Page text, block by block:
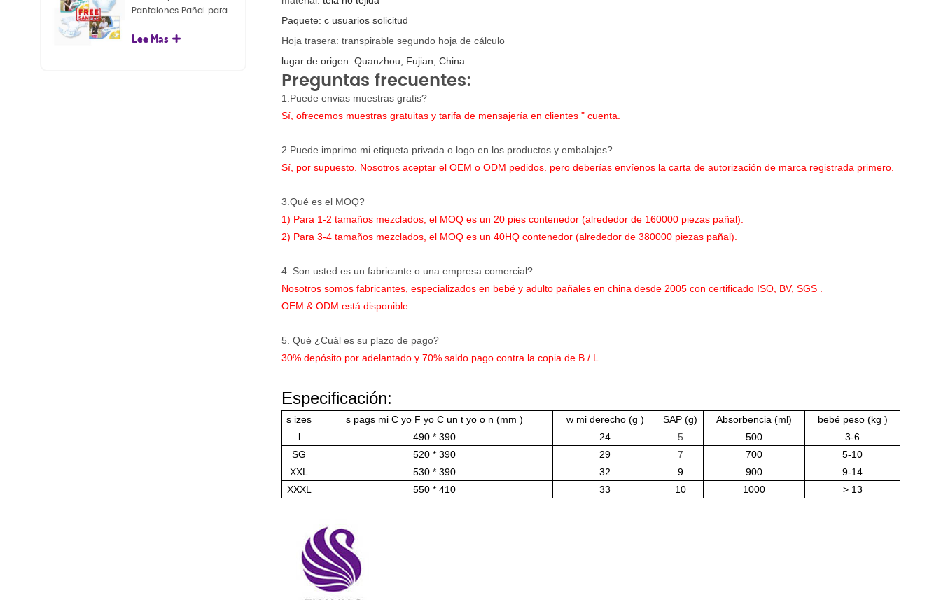
Paquete: c usuarios solicitud
Hoja trasera: transpirable segundo hoja de cálculo
lugar de origen: Quanzhou, Fujian, China
Preguntas frecuentes:
1.Puede envias muestras gratis?
Sí, ofrecemos muestras gratuitas y tarifa de mensajería en clientes " cuenta.
2.Puede imprimo mi etiqueta privada o logo en los productos y embalajes?
Sí, por supuesto. Nosotros aceptar el OEM o ODM pedidos. pero deberías envíenos la carta de autorización de marca registrada primero.
3.Qué es el MOQ?
1) Para 1-2 tamaños mezclados, el MOQ es un 20 pies contenedor (alrededor de 160000 piezas pañal).
2) Para 3-4 tamaños mezclados, el MOQ es un 40HQ contenedor (alrededor de 380000 piezas pañal).
4. Son usted es un fabricante o una empresa comercial?
Nosotros somos fabricantes, especializados en bebé y adulto pañales en china desde 2005 con certificado ISO, BV, SGS .
OEM & ODM está disponible.
5. Qué ¿Cuál es su plazo de pago?
30% depósito por adelantado y 70% saldo pago contra la copia de B / L
Especificación:
s izes s pags mi C yo F yo C un t yo o n (mm) wmiderecho (g ) SAP (g) Absorbencia (ml) bebé peso (kg )
l
490 * 390 24 5 500
3-6
SG
520 * 390 29 7 700
5-10
XXL
530 * 390 32 9 900
9-14
XXXL
550 * 410 33 10 1000 > 13
Pantalones Pañal para
para adultos
Lee Mas